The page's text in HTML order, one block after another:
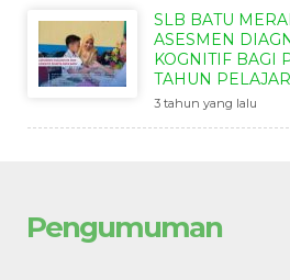
SLB BATU
ASESMEN
KOGNITIF BAGI
TAHUN
3 tahun yang lalu
Pengumuman